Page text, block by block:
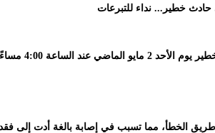
تعرض الصبي الموريتاني
الخطأ، مما تسبب في إصابة بالغة أدت إلى